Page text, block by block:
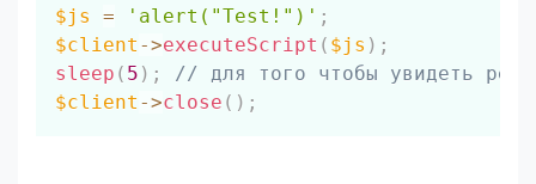
$js
= 'alert("Test!")' ;
$client ->executeScript ( $js ) ;
sleep ( 5 ) ;
// для того чтобы увидеть
$client ->close ( ) ;